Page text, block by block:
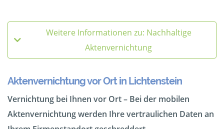
Weitere Informationen zu: Nachhaltige
Aktenvernichtung
Aktenvernichtung vor Ort in Lichtenstein
Vernichtung bei Ihnen vor Ort – Bei der mobilen
Aktenvernichtung werden Ihre vertraulichen Daten an